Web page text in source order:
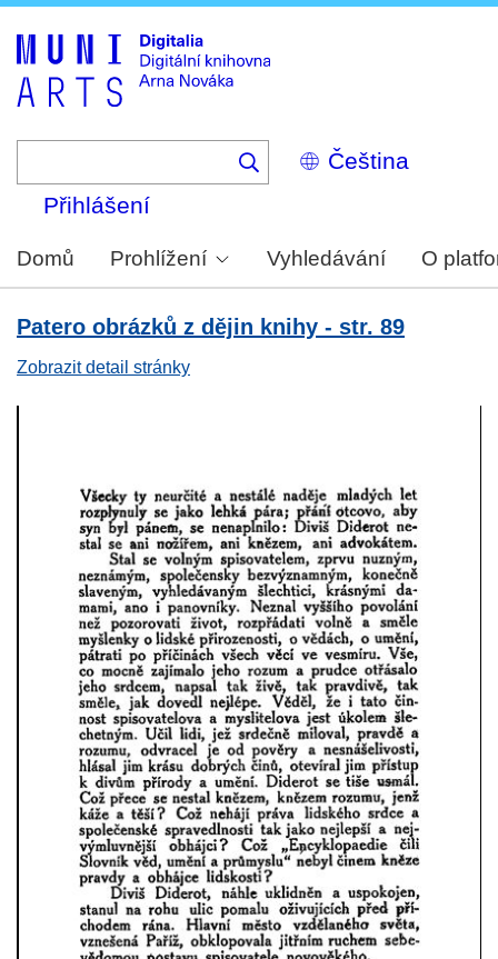
Select
your
Přihlášení
Domů Prohlížení Vyhledávání O
Patero obrázků z dějin knihy - str. 89
Zobrazit detail stránky